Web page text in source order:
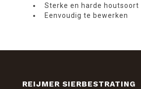
Sterke en harde houtsoort
Eenvoudig te bewerken
REIJMER SIERBESTRATING